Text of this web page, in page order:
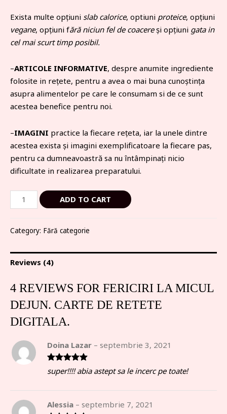
Exista multe opțiuni slab calorice, optiuni proteice, opțiuni
vegane, opțiuni fără niciun fel de coacereși opțiuni gata in
cel mai scurt timp posibil.
–ARTICOLE INFORMATIVE, despre anumite ingrediente
folosite in rețete, pentru a avea o mai buna cunoștința
asupra alimentelor pe care le consumam si de ce sunt
acestea benefice pentru noi.
–IMAGINI practice la fiecare rețeta, iar la unele dintre
acestea exista și imagini exemplificatoare la fiecare pas,
pentru ca dumneavoastră sa nu întâmpinați nicio
dificultate in realizarea preparatului.
ADD TO CART
Category: Fără categorie
Reviews (4)
4 REVIEWS FOR FERICIRI LA MICUL
DEJUN. CARTE DE RETETE
DIGITALA.
Rated5out
of 5
Doina Lazar – septembrie 3, 2021
super!!!! abia astept sa le incerc pe toate!
Alessia – septembrie 7, 2021